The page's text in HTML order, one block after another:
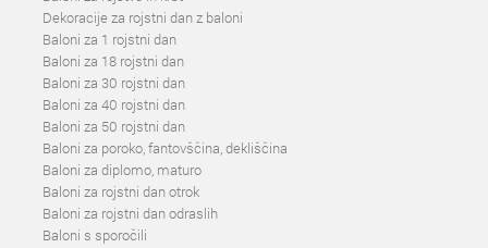
Dekoracije za rojstni dan z baloni
Baloni za 1 rojstni dan
Baloni za 18 rojstni dan
Baloni za 30 rojstni dan
Baloni za 40 rojstni dan
Baloni za 50 rojstni dan
Baloni za poroko, fantovščina, dekliščina
Baloni za diplomo, maturo
Baloni za rojstni dan otrok
Baloni za rojstni dan odraslih
Baloni s sporočili